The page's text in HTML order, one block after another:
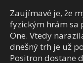
Zaujímavé je, že
fyzickým hrám sa
One. Vtedy
dnešný trh je už
Positron dostane